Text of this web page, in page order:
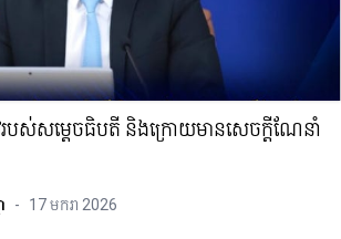
វរបស់សម្តេចធិបតី និងក្រោយមានសេចក្តីណែនាំ
- 17 មករា 2026